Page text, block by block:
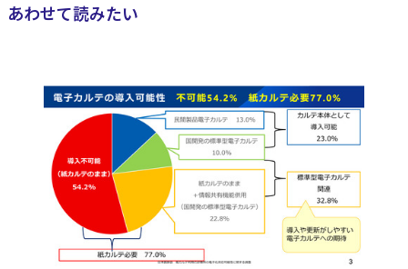
あわせて読みたい